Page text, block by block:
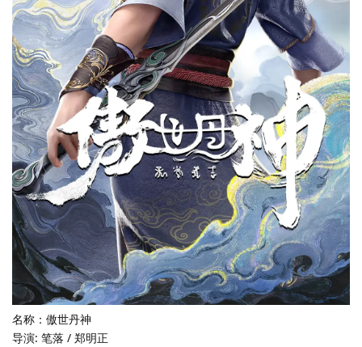
名称：傲世丹神
导演: 笔落 / 郑明正